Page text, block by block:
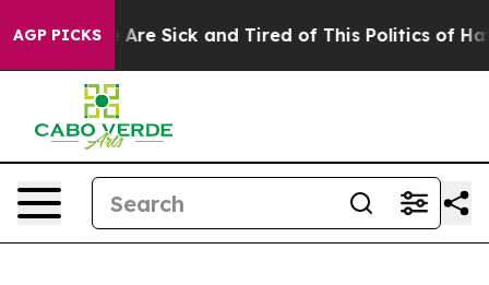
AGP PICKS
“People Are Sick and Tired of This Politics of